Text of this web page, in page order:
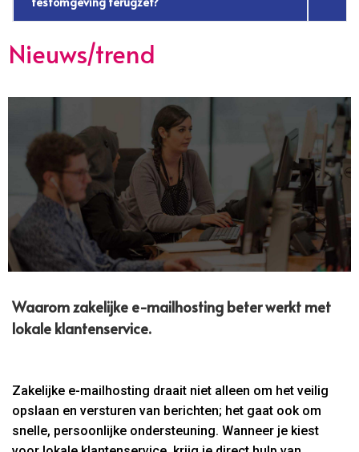
Nieuws/trend
Waarom zakelijke e-mailhosting beter werkt met
lokale klantenservice.​
Zakelijke e-mailhosting draait niet alleen om het veilig
opslaan en versturen van berichten; het gaat ook om
snelle, persoonlijke ondersteuning. Wanneer je kiest